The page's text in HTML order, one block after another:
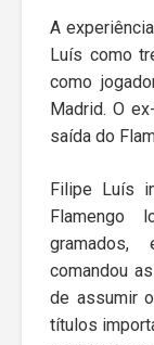
A
Luís como
como
Madrid. O
saída do
Filipe Luís
Flamengo
comandou
de assumir
títulos